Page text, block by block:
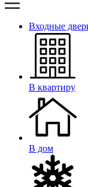
Входные
В квартиру
В дом